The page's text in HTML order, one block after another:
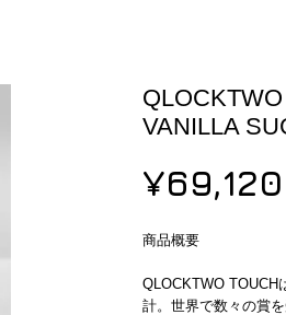
VANILLA
¥69,120
商品概要
QLOCKTWO TOUCH
計。世界で数々の賞